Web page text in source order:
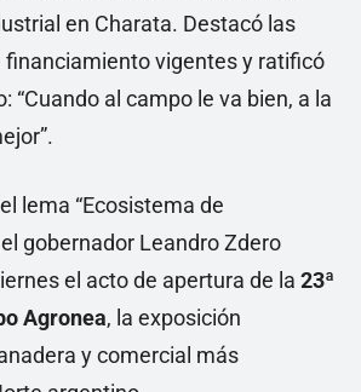
en Charata. Destacó las
financiamiento vigentes y ratificó
“Cuando al campo le va bien, a la
lema “Ecosistema de
gobernador Leandro Zdero
el acto de apertura de la 23ª
Agronea, la exposición
y comercial más